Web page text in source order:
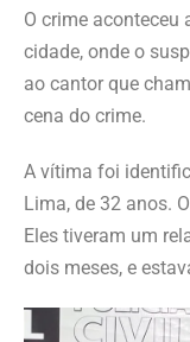
O crime aconteceu
cidade, onde o
ao cantor que
cena do crime.
A vítima foi
Lima, de 32 anos.
Eles tiveram um
dois meses, e